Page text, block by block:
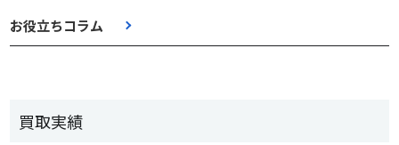
お役立ちコラム
買取実績